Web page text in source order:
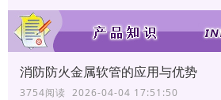
消防防火金属软管的应用与优势
3754阅读 2026-04-04 17:51:50